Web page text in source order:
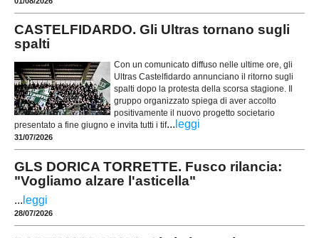
CASTELFIDARDO. Gli Ultras tornano sugli
spalti
Con un comunicato diffuso nelle ultime ore, gli
Ultras Castelfidardo annunciano il ritorno sugli
spalti dopo la protesta della scorsa stagione. Il
gruppo organizzato spiega di aver accolto
positivamente il nuovo progetto societario
presentato a fine giugno e invita tutti i tif... leggi
31/07/2026
GLS DORICA TORRETTE. Fusco rilancia:
"Vogliamo alzare l'asticella"
... leggi
28/07/2026